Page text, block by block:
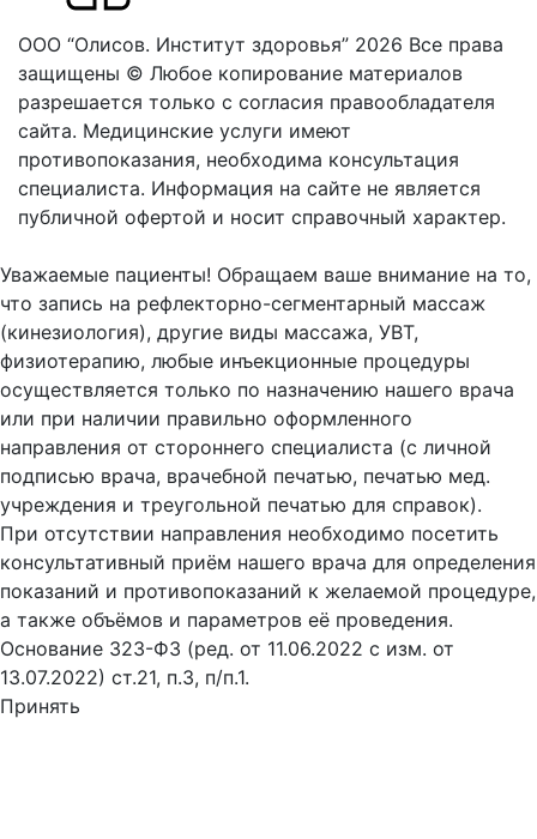
ООО “Олисов. Институт здоровья” 2026 Все права
защищены © Любое копирование материалов
разрешается только с согласия правообладателя
сайта. Медицинские услуги имеют
противопоказания, необходима консультация
специалиста. Информация на сайте не является
публичной офертой и носит справочный характер.
Уважаемые пациенты! Обращаем ваше внимание на то,
что запись на рефлекторно-сегментарный массаж
(кинезиология), другие виды массажа, УВТ,
физиотерапию, любые инъекционные процедуры
осуществляется только по назначению нашего врача
или при наличии правильно оформленного
направления от стороннего специалиста (с личной
подписью врача, врачебной печатью, печатью мед.
учреждения и треугольной печатью для справок).
При отсутствии направления необходимо посетить
консультативный приём нашего врача для определения
показаний и противопоказаний к желаемой процедуре,
а также объёмов и параметров её проведения.
Основание 323-ФЗ (ред. от 11.06.2022 с изм. от
13.07.2022) ст.21, п.3, п/п.1.
Принять